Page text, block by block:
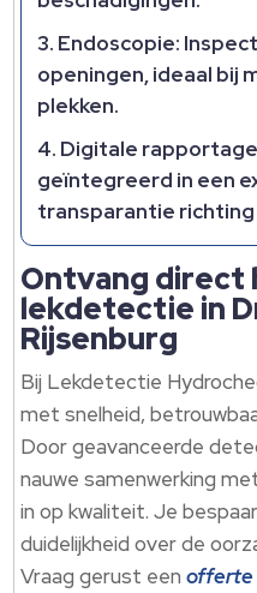
Endoscopie:
openingen, ideaal bij
plekken.​
Digitale
geïntegreerd in een
transparantie richting
Ontvang direct
lekdetectie in
Rijsenburg
Bij Lekdetectie
met snelheid,
Door geavanceerde
nauwe samenwerking
in op kwaliteit.​ Je
duidelijkheid over de
Vraag gerust eenofferte